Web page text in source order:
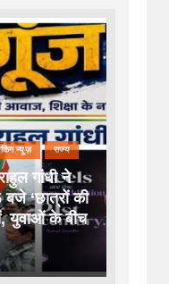
न्यूज़ राज्य
गांधी ने
‘छात्रों की
युवाओं के बीच